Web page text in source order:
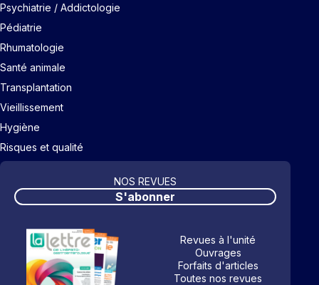
Psychiatrie / Addictologie
Pédiatrie
Rhumatologie
Santé animale
Transplantation
Vieillissement
Hygiène
Risques et qualité
NOS REVUES
S'abonner
Revues à l'unité
Ouvrages
Forfaits d'articles
Toutes nos revues